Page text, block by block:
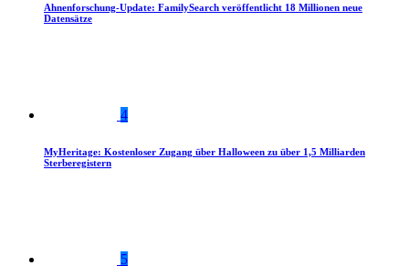
Ahnenforschung-Update: FamilySearch veröffentlicht 18 Millionen neue
Datensätze
4
MyHeritage: Kostenloser Zugang über Halloween zu über 1,5 Milliarden
Sterberegistern
5